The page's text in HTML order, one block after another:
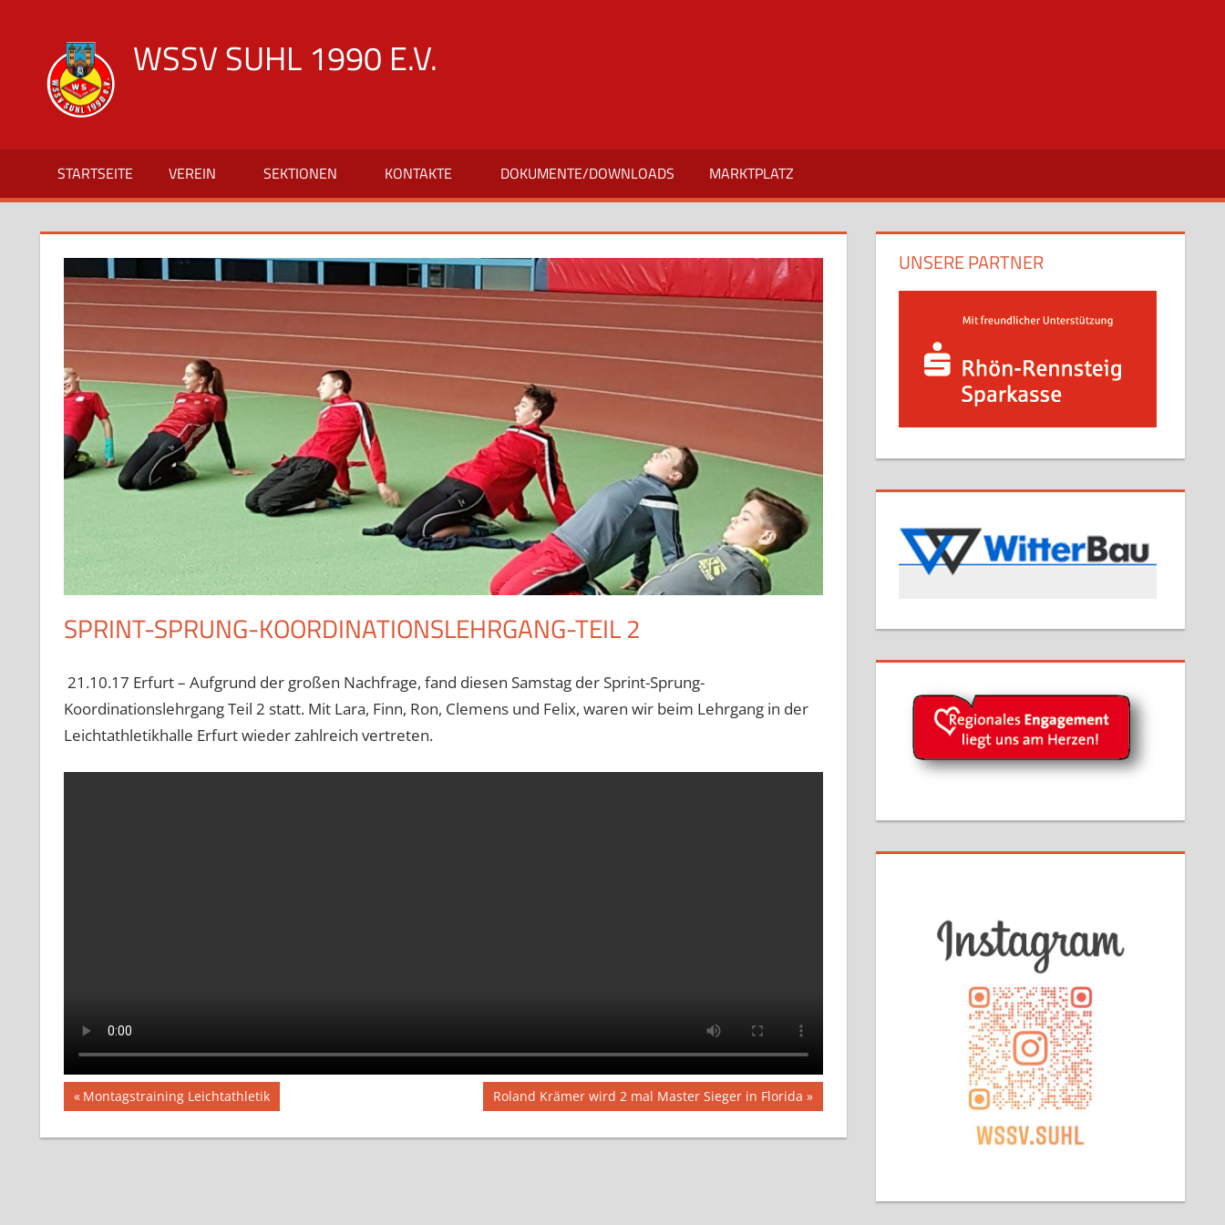
springen
WSSV SUHL 1990 E.V.
offizielle
Vereinsseite
des
WSSV
STARTSEITE VEREIN SEKTIONEN KONTAKTE DOKUMENTE/DOWNLOADS MARKTPLATZ
SPRINT-SPRUNG-KOORDINATIONSLEHRGANG-TEIL 2
21.10.17 Erfurt – Aufgrund der großen Nachfrage, fand diesen Samstag der Sprint-Sprung-
Koordinationslehrgang Teil 2 statt. Mit Lara, Finn, Ron, Clemens und Felix, waren wir beim Lehrgang in der
Leichtathletikhalle Erfurt wieder zahlreich vertreten.
Beitragsnavigation
Vorheriger
Beitrag:
Montagstraining Leichtathletik
Nächster
Beitrag:
Roland Krämer wird 2 mal Master Sieger in Florida
UNSERE PARTNER